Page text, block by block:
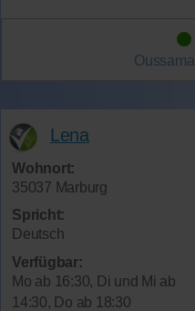
Oussama
Lena
Wohnort:
35037 Marburg
Spricht:
Deutsch
Verfügbar:
Mo ab 16:30, Di und Mi ab
14:30, Do ab 18:30